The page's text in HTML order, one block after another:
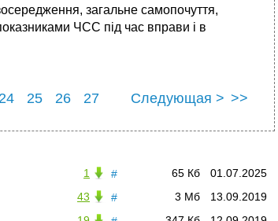
загальне самопочуття,
ЧСС під час вправи і в
24 25 26
27
Следующая > >>
# 01.07.2025
65 Кб
1
#
13.09.2019
3 Мб
43